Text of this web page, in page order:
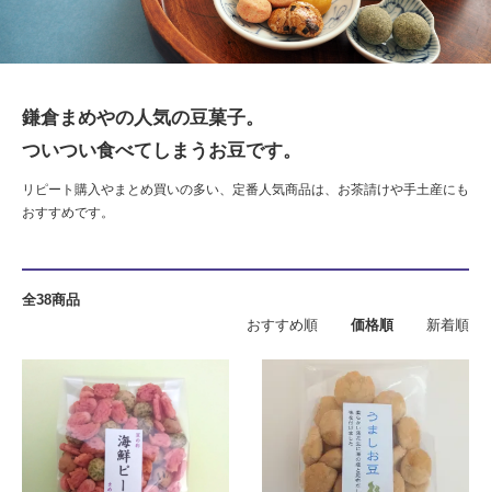
鎌倉まめやの人気の豆菓子。
ついつい食べてしまうお豆です。
リピート購入やまとめ買いの多い、定番人気商品は、お茶請けや手土産にも
おすすめです。
全38商品
おすすめ順
価格順 新着順